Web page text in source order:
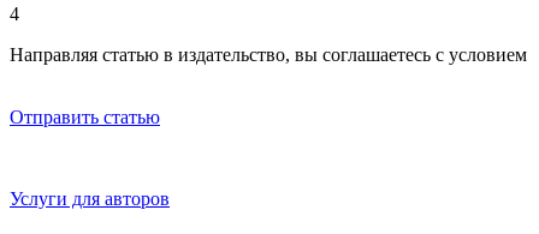
4
Направляя статью в издательство, вы соглашаетесь с условием
Отправить статью
Услуги для авторов